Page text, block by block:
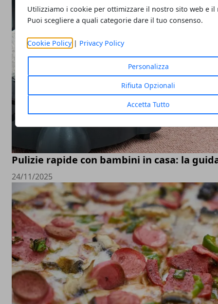
Utilizziamo i cookie per ottimizzare il nostro sito web e il
Puoi scegliere a quali categorie dare il tuo consenso.
Cookie Policy| Privacy Policy
Personalizza
Rifiuta Opzionali
Accetta Tutto
Pulizie rapide con bambini in casa: la
24/11/2025